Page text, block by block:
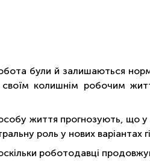
були й залишаються
колишнім робочим
життя прогнозують, що
роль у нових варіантах
роботодавці